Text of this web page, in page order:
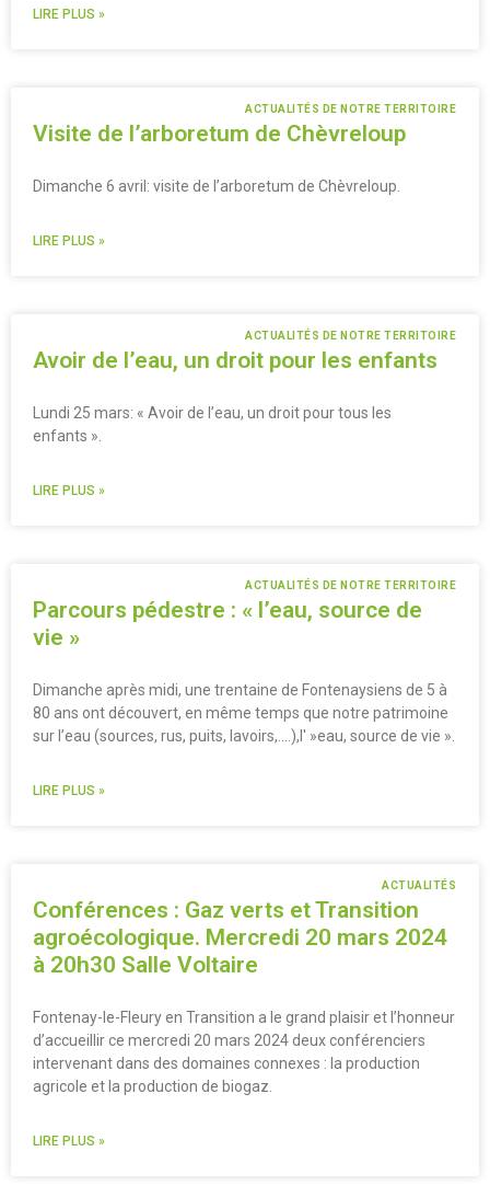
LIRE PLUS »
ACTUALITÉS DE NOTRE TERRITOIRE
Visite de l’arboretum de Chèvreloup
Dimanche 6 avril: visite de l’arboretum de Chèvreloup.
LIRE PLUS »
ACTUALITÉS DE NOTRE TERRITOIRE
Avoir de l’eau, un droit pour les enfants
Lundi 25 mars: « Avoir de l’eau, un droit pour tous les
enfants ».
LIRE PLUS »
ACTUALITÉS DE NOTRE TERRITOIRE
Parcours pédestre : « l’eau, source de
vie »
Dimanche après midi, une trentaine de Fontenaysiens de 5 à
80 ans ont découvert, en même temps que notre patrimoine
sur l’eau (sources, rus, puits, lavoirs,….),l' »eau, source de vie ».
LIRE PLUS »
ACTUALITÉS
Conférences : Gaz verts et Transition
agroécologique. Mercredi 20 mars 2024
à 20h30 Salle Voltaire
Fontenay-le-Fleury en Transition a le grand plaisir et l’honneur
d’accueillir ce mercredi 20 mars 2024 deux conférenciers
intervenant dans des domaines connexes : la production
agricole et la production de biogaz.
LIRE PLUS »